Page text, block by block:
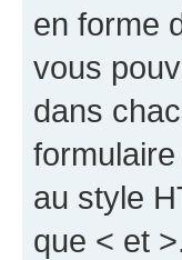
en forme
vous
dans
au style
que < et